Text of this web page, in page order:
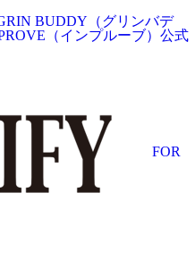
BUDDY（グリンバデ
（インプルーブ）公式
FOR